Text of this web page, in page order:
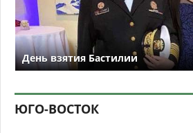
День взятия Бастилии
ЮГО-ВОСТОК